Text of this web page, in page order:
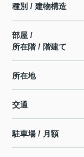
種別 / 建物構造
部屋 /
所在階 / 階建て
所在地
交通
駐車場 / 月額